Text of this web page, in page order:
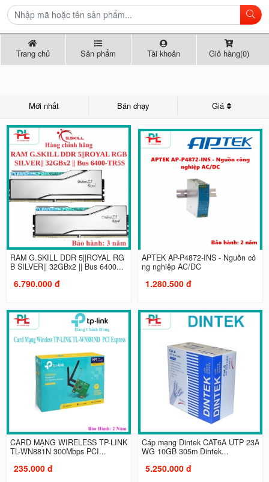
Trang chủ Sản phẩm Tài khoản Giỏ hàng(0)
Mới nhất Bán chạy Giá
RAM G.SKILL DDR 5||ROYAL RG
B SILVER|| 32GBx2 || Bus 6400...
6.790.000 đ
APTEK AP-P4872-INS - Nguồn cô
ng nghiệp AC/DC
1.280.500 đ
CARD MẠNG WIRELESS TP-LINK
TL-WN881N 300Mbps PCI...
235.000 đ
Cáp mạng Dintek CAT6A UTP 23A
WG 10GB 305m Dintek...
5.250.000 đ